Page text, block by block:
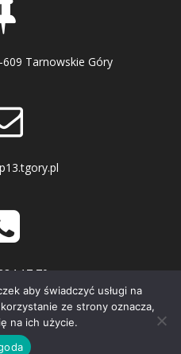
Tarnowskie Góry
17 70
WordPressa i
aby świadczyć usługi na
ze strony oznacza,
na ich użycie.